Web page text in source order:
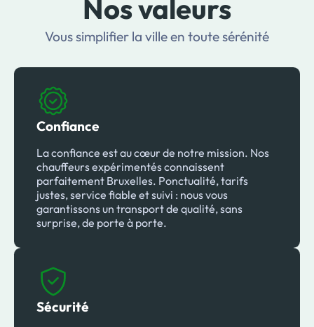
Nos valeurs
Vous simplifier la ville en toute sérénité
Confiance
La confiance est au cœur de notre mission. Nos
chauffeurs expérimentés connaissent
parfaitement Bruxelles. Ponctualité, tarifs
justes, service fiable et suivi : nous vous
garantissons un transport de qualité, sans
surprise, de porte à porte.
Sécurité